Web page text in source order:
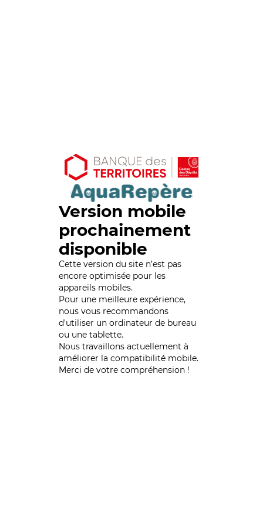
Version mobile
prochainement
disponible
Cette version du site n’est pas
encore optimisée pour les
appareils mobiles.
Pour une meilleure expérience,
nous vous recommandons
d'utiliser un ordinateur de bureau
ou une tablette.
Nous travaillons actuellement à
améliorer la compatibilité mobile.
Merci de votre compréhension !